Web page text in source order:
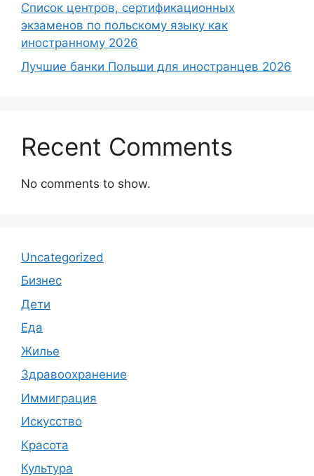
Список центров, сертификационных
экзаменов по польскому языку как
иностранному 2026
Лучшие банки Польши для иностранцев 2026
Recent Comments
No comments to show.
Uncategorized
Бизнес
Дети
Еда
Жилье
Здравоохранение
Иммиграция
Искусство
Красота
Культура